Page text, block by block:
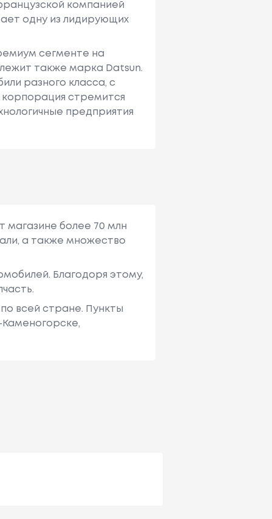
компанией
одну из лидирующих
сегменте на
также марка Datsun.
разного класса, с
корпорация стремится
предприятия
магазине более 70 млн
а также множество
Благодоря этому,
всей стране. Пункты
Каменогорске,